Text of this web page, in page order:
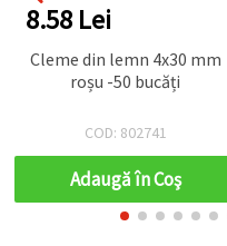
8.58 Lei
Cleme din lemn 4x30 mm
roșu -50 bucăți
COD: 802741
Adaugă în Coş